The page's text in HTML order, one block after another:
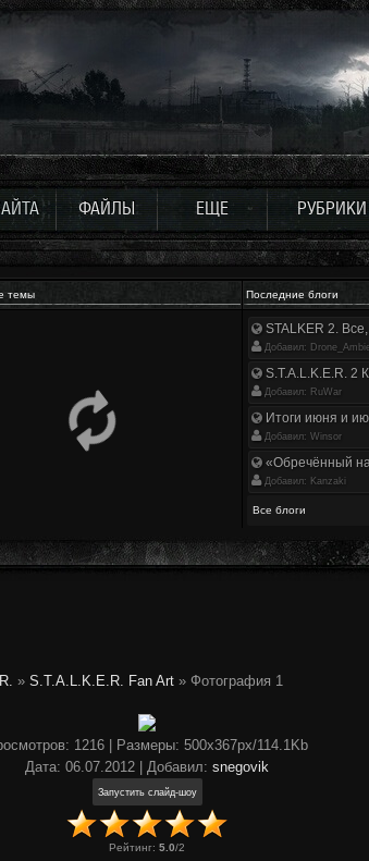
ФАЙЛЫ ЕЩЕ РУБРИКИ
темы Последние блоги
STALKER 2.
Добавил:
S.T.A.L.K.E.R. 2
Добавил: RuWar
Итоги июня и
Добавил: Winsor
«Обречённый
Добавил: Kanzaki
Все блоги
» S.T.A.L.K.E.R. Fan Art » Фотография 1
: 1216 | Размеры: 500x367px/114.1Kb
Дата: 06.07.2012 | Добавил: snegovik
Рейтинг: 5.0/2